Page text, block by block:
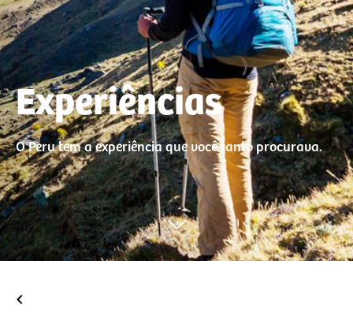
Experiências
O Peru tem a experiência que você tanto procurava.